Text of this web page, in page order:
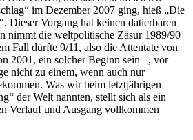
im Dezember 2007 ging, hieß „Die
Dieser Vorgang hat keinen datierbaren
nimmt die weltpolitische Zäsur 1989/90
Fall dürfte 9/11, also die Attentate von
2001, ein solcher Beginn sein –, vor
nicht zu einem, wenn auch nur
Was wir beim letztjährigen
der Welt nannten, stellt sich als ein
Verlauf und Ausgang vollkommen